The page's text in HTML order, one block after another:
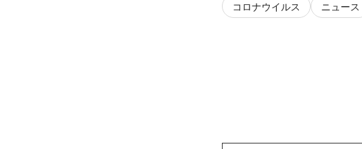
コロナウイルス
ニュース